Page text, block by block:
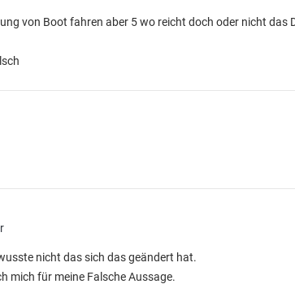
von Boot fahren aber 5 wo reicht doch oder nicht das
nicht das sich das geändert hat.
mich für meine Falsche Aussage.